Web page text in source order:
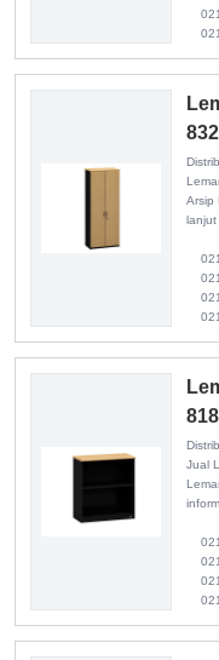
021
Arsip
021
021
021
Jual
021
021
021